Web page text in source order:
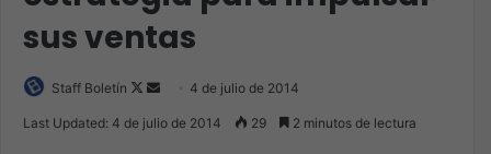
sus ventas
Staff Boletín
Follow
Send 4 de julio de 2014
Last Updated: 4 de julio de 2014 29 2 minutos de lectura